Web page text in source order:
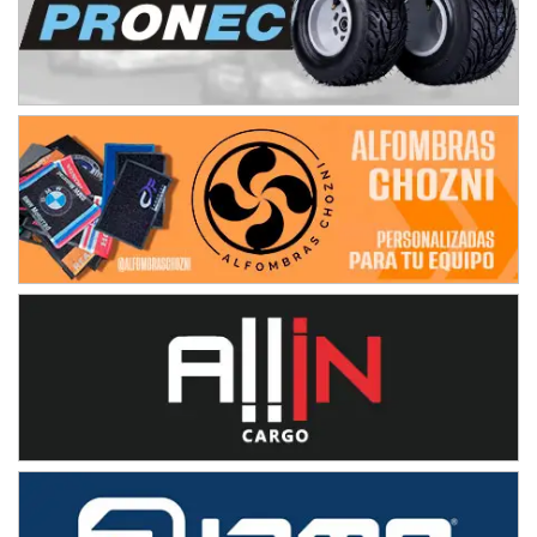
08/09-AGO
IAME SERIES ARGENTINA 6
Baradero (Buenos Aires)
KDO - F6
Ciudad de Trenque Lauquen (Asfalto)
Trenque Lauquen (Buenos Aires)
ENTRERRIANO - F6 (POSTERGADA)
Parque de la Velocidad (Asfalto)
Villaguay (Entre Ríos)
Gral. E. Godoy (Río Negro)
CSK - F7